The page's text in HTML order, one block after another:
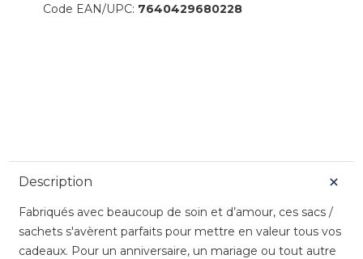
Code EAN/UPC: 7640429680228
Description
Fabriqués avec beaucoup de soin et d’amour, ces sacs /
sachets s'avèrent parfaits pour mettre en valeur tous vos
cadeaux. Pour un anniversaire, un mariage ou tout autre